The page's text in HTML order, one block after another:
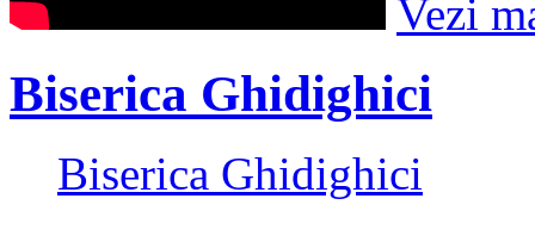
Vezi
Biserica Ghidighici
Biserica Ghidighici